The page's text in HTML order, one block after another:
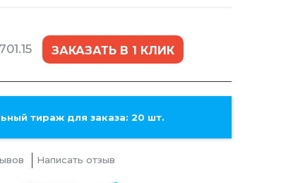
ЗАКАЗАТЬ В 1 КЛИК
тираж для заказа: 20 шт.
Написать отзыв